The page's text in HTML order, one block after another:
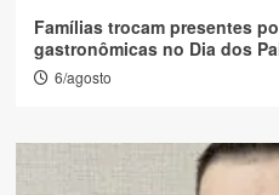
Famílias trocam presentes
gastronômicas no Dia dos
6/agosto